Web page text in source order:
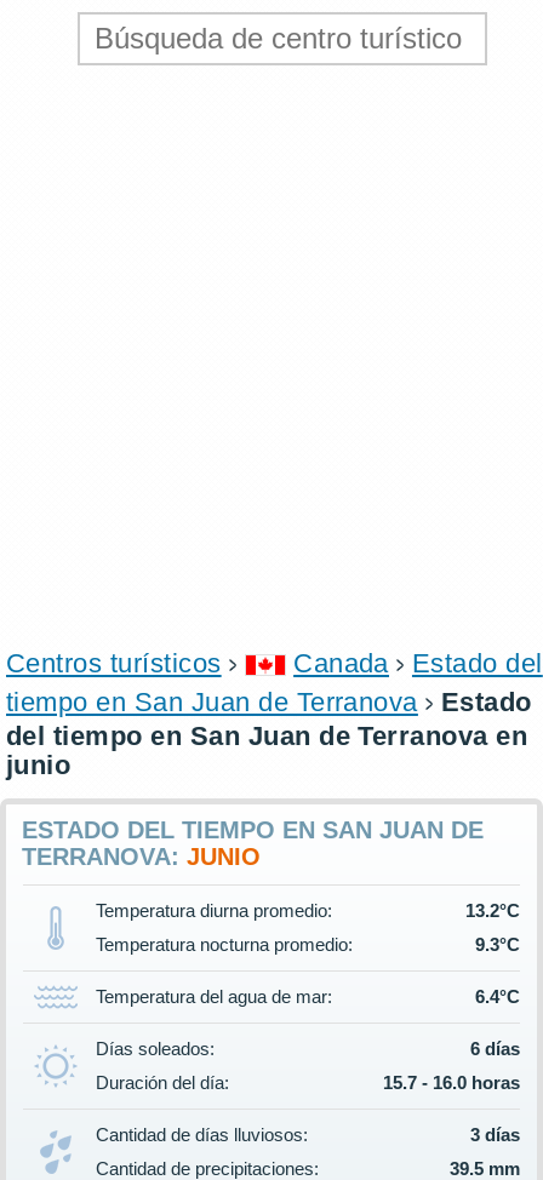
Centros turísticos Canada
Estado del
tiempo en San Juan de Terranova
Estado
del tiempo en San Juan de Terranova en
junio
ESTADO DEL TIEMPO EN SAN JUAN DE
TERRANOVA: JUNIO
Temperatura diurna promedio:
13.2°C
Temperatura nocturna promedio:
9.3°C
Temperatura del agua de mar: 6.4°C
Días soleados:
6 días
Duración del día:
15.7 - 16.0 horas
Cantidad de días lluviosos:
3 días
Cantidad de precipitaciones:
39.5 mm